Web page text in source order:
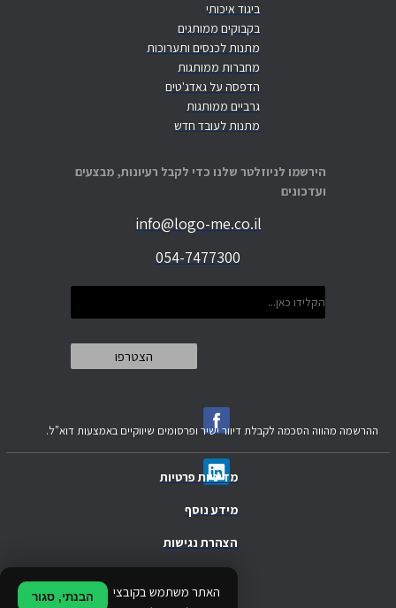
ביגוד איכותי
בקבוקים ממותגים
מתנות לכנסים ותערוכות
מחברות ממותגות
הדפסה על גאדג'טים
גרביים ממותגות
מתנות לעובד חדש
הירשמו לניוזלטר שלנו כדי לקבל רעיונות, מבצעים
ועדכונים
info@logo-me.co.il
054-7477300
מדיניות פרטיות
האתר משתמש בקובצי
הבנתי, סגור
מידע נוסף
הצהרת נגישות
ההרשמה מהווה הסכמה לקבלת דיוור ישיר ופרסומים שיווקיים באמצעות דוא"ל.